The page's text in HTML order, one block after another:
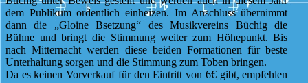
dem Publikum ordentlich einheizen. Im Anschluss übernimmt
dann die „Gloine Bsetzung“ des Musikvereins Büchig die
Bühne und bringt die Stimmung weiter zum Höhepunkt. Bis
nach Mitternacht werden diese beiden Formationen für beste
Unterhaltung sorgen und die Stimmung zum Toben bringen.
Da es keinen Vorverkauf für den Eintritt von 6€ gibt, empfehlen